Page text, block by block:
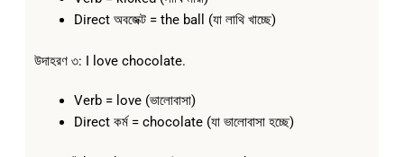
Direct অবজেক্ট = the ball (যা লাথি খাচ্ছে)
উদাহরণ ৩: I love chocolate.
Verb = love (ভালোবাসা)
Direct কর্ম = chocolate (যা ভালোবাসা হচ্ছে)